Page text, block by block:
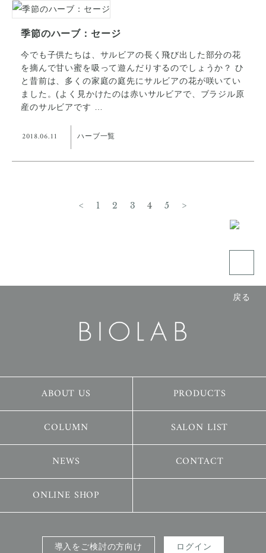
季節のハーブ：セージ
今でも子供たちは、サルビアの長く飛び出した部分の花
を摘んで甘い蜜を吸って遊んだりするのでしょうか？ ひ
と昔前は、多くの家庭の庭先にサルビアの花が咲いてい
ました。(よく見かけたのは赤いサルビアで、ブラジル原
産のサルビアです …
2018.06.11 ハーブ一覧
< 1 2 3 4 5 >
ABOUT US PRODUCTS
COLUMN SALON LIST
NEWS CONTACT
ONLINE SHOP
導入をご検討の方向け ログイン